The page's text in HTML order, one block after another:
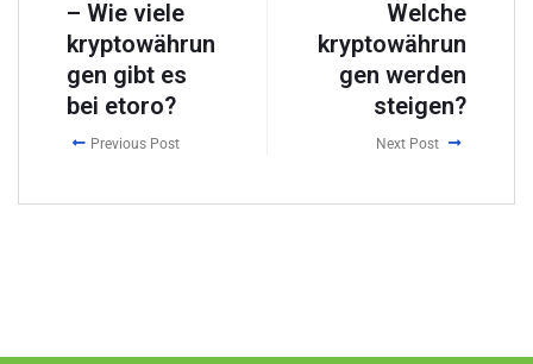
– Wie viele
kryptowährun
gen gibt es
bei etoro?
Previous Post
Welche
kryptowährun
gen werden
steigen?
Next Post